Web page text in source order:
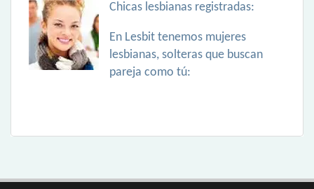
Chicas lesbianas registradas:
En Lesbit tenemos mujeres
lesbianas, solteras que buscan
pareja como tú: